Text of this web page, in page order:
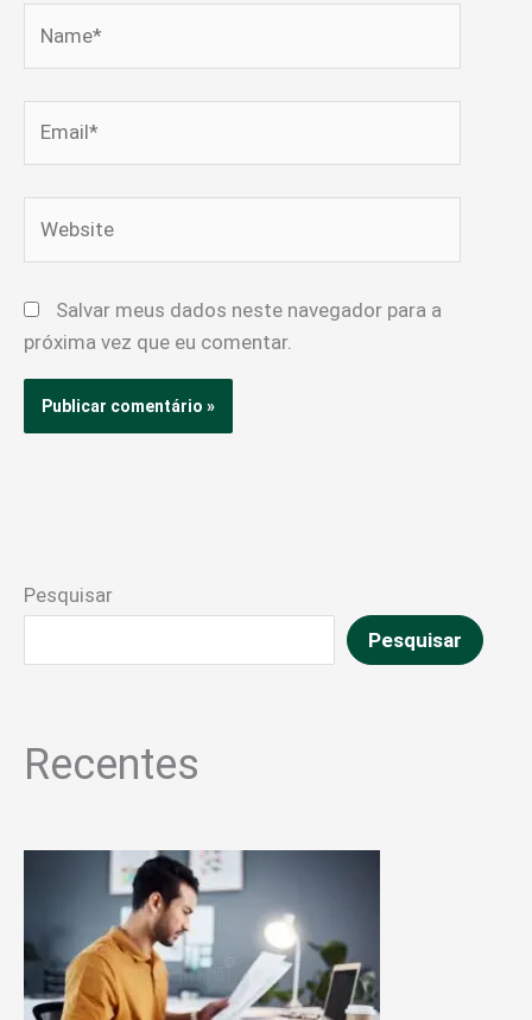
Salvar meus dados neste navegador para a
próxima vez que eu comentar.
Pesquisar
Pesquisar
Recentes